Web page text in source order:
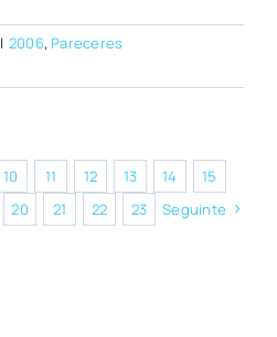
| 2006, Pareceres
10 11 12 13 14
15
20 21 22 23 Seguinte